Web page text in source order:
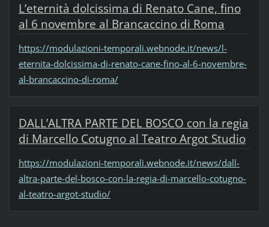
L’eternità dolcissima di Renato Cane, fino
al 6 novembre al Brancaccino di Roma
https://modulazioni-temporali.webnode.it/news/l-
eternita-dolcissima-di-renato-cane-fino-al-6-novembre-
al-brancaccino-di-roma/
DALL’ALTRA PARTE DEL BOSCO con la regia
di Marcello Cotugno al Teatro Argot Studio
https://modulazioni-temporali.webnode.it/news/dall-
altra-parte-del-bosco-con-la-regia-di-marcello-cotugno-
al-teatro-argot-studio/